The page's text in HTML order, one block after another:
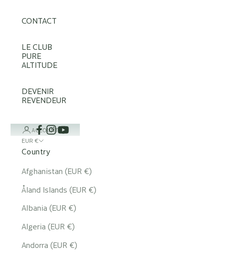
CONTACT
LE CLUB
PURE
ALTITUDE
DEVENIR
REVENDEUR
ACCOUNT
EUR €
Country
Afghanistan (EUR €)
Åland Islands (EUR €)
Albania (EUR €)
Algeria (EUR €)
Andorra (EUR €)